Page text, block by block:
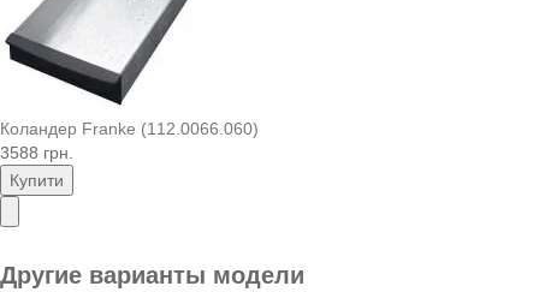
Коландер Franke (112.0066.060)
3588 грн.
Купити
Другие варианты модели